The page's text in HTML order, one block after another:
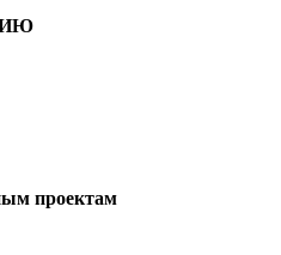
проектам